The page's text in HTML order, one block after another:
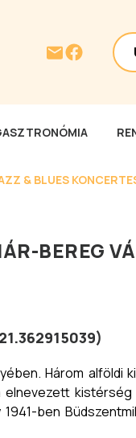
& BLUES
BEREG
21.362915039)
Három alföldi
ben